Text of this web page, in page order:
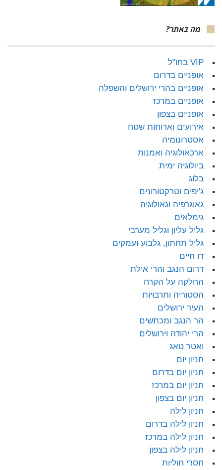
מה באתר?
VIP בחו"ל
אופניים בדרום
אופניים בהרי ירושלים והשפלה
אופניים במרכז
אופניים בצפון
אירועים וארוחות שטח
אסטרונומיה
ארכאולוגיה ואמנות
ביולוגיה ימית
בלוג
ג'יפים וטרקטורונים
גאוגרפיה וגאולוגיה
גימלאים
גליל עליון וגליל מערבי
גליל תחתון, גלבוע ועמקים
דו חיים
דרום הנגב והרי אילת
החלקה על הקרח
הסטוריה ותרבויות
העיר ירושלים
הר הנגב ומכתשים
הרי יהודה וירושלים
ואטר טאג
חניון יום
חניון יום בדרום
חניון יום במרכז
חניון יום בצפון
חניון לילה
חניון לילה בדרום
חניון לילה במרכז
חניון לילה בצפון
חסרי חוליות